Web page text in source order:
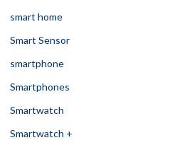
smart home
Smart Sensor
smartphone
Smartphones
Smartwatch
Smartwatch +